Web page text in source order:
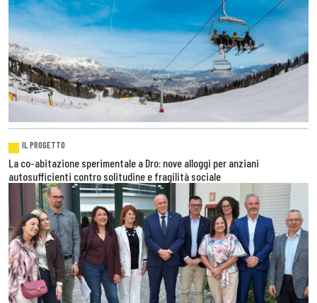
IL PROGETTO
La co-abitazione sperimentale a Dro: nove alloggi per anziani
autosufficienti contro solitudine e fragilità sociale